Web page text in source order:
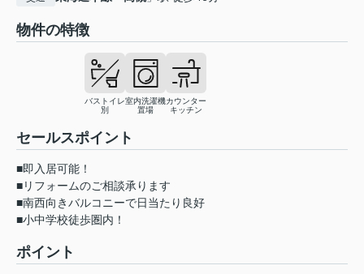
物件の特徴
バストイレ
別
室内洗濯機
置場
カウンター
キッチン
セールスポイント
■即入居可能！
■リフォームのご相談承ります
■南西向きバルコニーで日当たり良好
■小中学校徒歩圏内！
ポイント